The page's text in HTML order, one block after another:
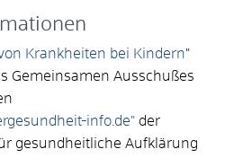
Krankheiten bei Kindern"
Gemeinsamen Ausschußes
info.de" der
gesundheitliche Aufklärung